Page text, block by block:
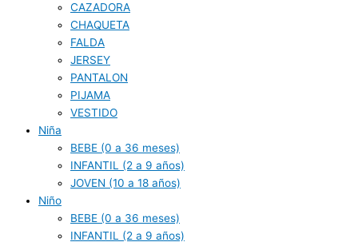
CAZADORA
CHAQUETA
FALDA
JERSEY
PANTALON
PIJAMA
VESTIDO
Niña
BEBE (0 a 36 meses)
INFANTIL (2 a 9 años)
JOVEN (10 a 18 años)
Niño
BEBE (0 a 36 meses)
INFANTIL (2 a 9 años)